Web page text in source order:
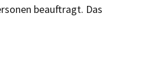
beauftragt. Das